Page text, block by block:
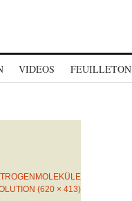
VIDEOS FEUILLETON
(620 × 413)